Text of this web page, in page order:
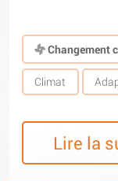
Changement
Climat
Lire la